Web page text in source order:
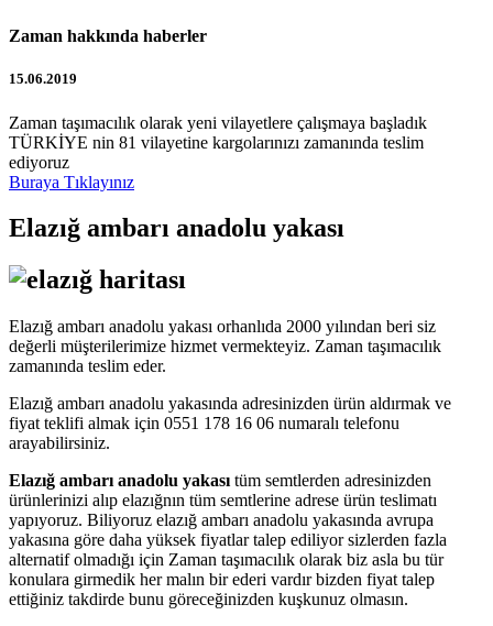
Zaman hakkında haberler
15.06.2019
Zaman taşımacılık olarak yeni vilayetlere çalışmaya başladık
TÜRKİYE nin 81 vilayetine kargolarınızı zamanında teslim
ediyoruz
Buraya Tıklayınız
Elazığ ambarı anadolu yakası
Elazığ ambarı anadolu yakası orhanlıda 2000 yılından beri siz
değerli müşterilerimize hizmet vermekteyiz. Zaman taşımacılık
zamanında teslim eder.
Elazığ ambarı anadolu yakasında adresinizden ürün aldırmak ve
fiyat teklifi almak için 0551 178 16 06 numaralı telefonu
arayabilirsiniz.
Elazığ ambarı anadolu yakası tüm semtlerden adresinizden
ürünlerinizi alıp elazığnın tüm semtlerine adrese ürün teslimatı
yapıyoruz. Biliyoruz elazığ ambarı anadolu yakasında avrupa
yakasına göre daha yüksek fiyatlar talep ediliyor sizlerden fazla
alternatif olmadığı için Zaman taşımacılık olarak biz asla bu tür
konulara girmedik her malın bir ederi vardır bizden fiyat talep
ettiğiniz takdirde bunu göreceğinizden kuşkunuz olmasın.